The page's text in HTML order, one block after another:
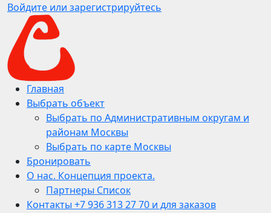
Войдите или зарегистрируйтесь
Главная
Выбрать объект
Выбрать по Административным округам и
районам Москвы
Выбрать по карте Москвы
Бронировать
О нас. Концепция проекта.
Партнеры Список
Контакты +7 936 313 27 70 и для заказов